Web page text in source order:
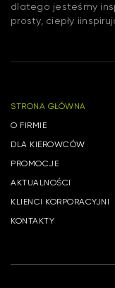
dlatego jesteśmy
prosty, ciepły
STRONA GŁÓWNA
O FIRMIE
DLA KIEROWCÓW
PROMOCJE
AKTUALNOŚCI
KLIENCI KORPORACYJNI
KONTAKTY